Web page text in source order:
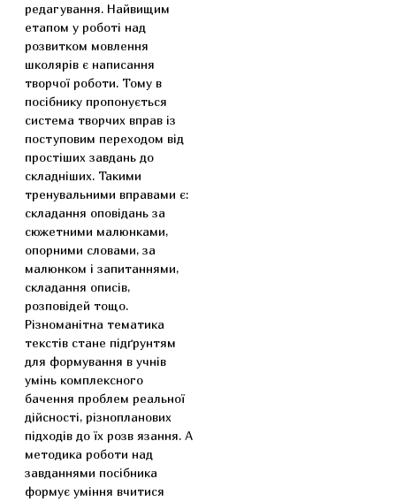
редагування. Найвищим
етапом у роботі над
розвитком мовлення
школярів є написання
творчої роботи. Тому в
посібнику пропонується
система творчих вправ із
поступовим переходом від
простіших завдань до
складніших. Такими
тренувальними вправами є:
складання оповідань за
сюжетними малюнками,
опорними словами, за
малюнком і запитаннями,
складання описів,
розповідей тощо.
Різноманітна тематика
текстів стане підґрунтям
для формування в учнів
умінь комплексного
бачення проблем реальної
дійсності, різнопланових
підходів до їх розв язання. А
методика роботи над
завданнями посібника
формує уміння вчитися